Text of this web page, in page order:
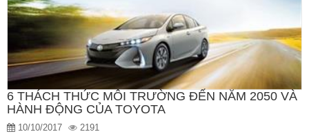
6 THÁCH THỨC MÔI TRƯỜNG ĐẾN NĂM 2050 VÀ
HÀNH ĐỘNG CỦA TOYOTA
10/10/2017 2191